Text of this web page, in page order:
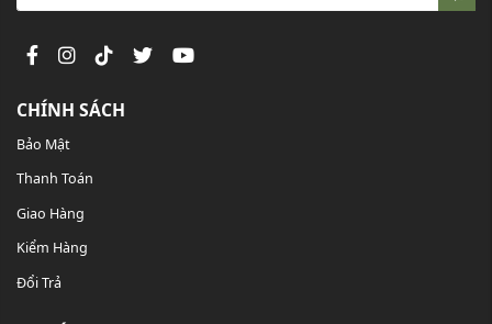
CHÍNH SÁCH
Bảo Mật
Thanh Toán
Giao Hàng
Kiểm Hàng
Đổi Trả